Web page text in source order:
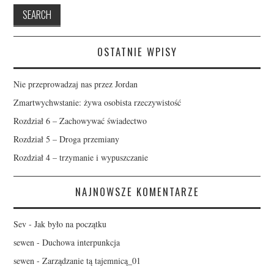
OSTATNIE WPISY
Nie przeprowadzaj nas przez Jordan
Zmartwychwstanie: żywa osobista rzeczywistość
Rozdział 6 – Zachowywać świadectwo
Rozdział 5 – Droga przemiany
Rozdział 4 – trzymanie i wypuszczanie
NAJNOWSZE KOMENTARZE
Sev -Jak było na początku
sewen -Duchowa interpunkcja
sewen -Zarządzanie tą tajemnicą_01